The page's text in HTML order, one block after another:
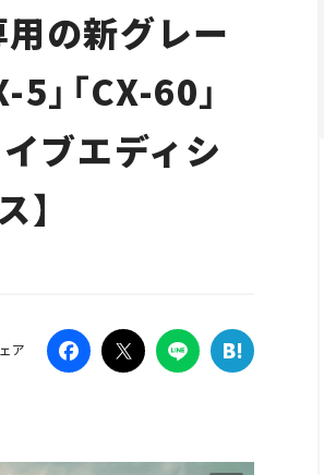
の新グレー
5」「CX-60」
ブエディシ
】
ア
Traffic
Special
Series